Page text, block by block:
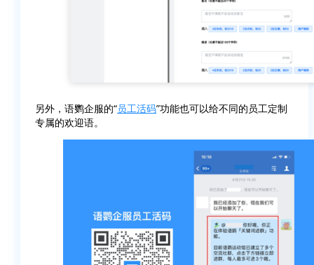
另外，语鹦企服的“员工活码”功能也可以给不同的员工定制
专属的欢迎语。